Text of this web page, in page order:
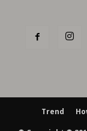
Trend